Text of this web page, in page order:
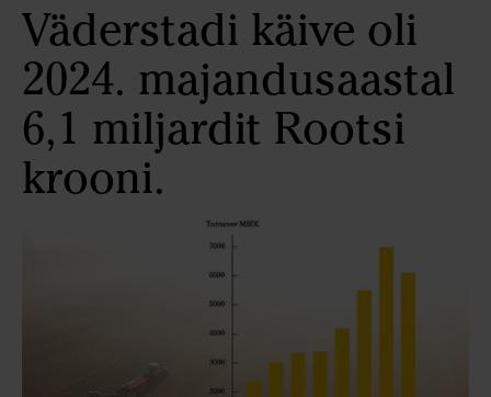
Väderstadi käive oli
2024. majandusaastal
6,1 miljardit Rootsi
krooni.